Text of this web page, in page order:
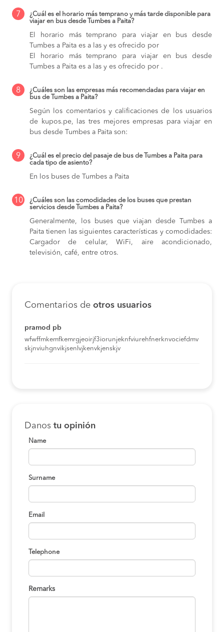
7
¿Cuál es el horario más temprano y más tarde disponible para
viajar en bus desde Tumbes a Paita?
El horario más temprano para viajar en bus desde
Tumbes a Paita es a las y es ofrecido por
El horario más temprano para viajar en bus desde
Tumbes a Paita es a las y es ofrecido por .
8
¿Cuáles son las empresas más recomendadas para viajar en
bus de Tumbes a Paita?
Según los comentarios y calificaciones de los usuarios
de kupos.pe, las tres mejores empresas para viajar en
bus desde Tumbes a Paita son:
9
¿Cuál es el precio del pasaje de bus de Tumbes a Paita para
cada tipo de asiento?
En los buses de Tumbes a Paita
10
¿Cuáles son las comodidades de los buses que prestan
servicios desde Tumbes a Paita?
Generalmente, los buses que viajan desde Tumbes a
Paita tienen las siguientes características y comodidades:
Cargador de celular, WiFi, aire acondicionado,
televisión, café, entre otros.
Comentarios de otros usuarios
pramod pb
wfwffmkemfkemrgjeoirjf3iorunjeknfviurehfnerknvociefdmv
skjnviuhgnvikjsenlvjkenvkjenskjv
Danos tu opinión
Name
Surname
Email
Telephone
Remarks